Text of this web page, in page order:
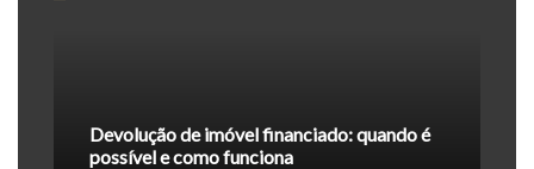
Devolução de imóvel financiado: quando é
possível e como funciona